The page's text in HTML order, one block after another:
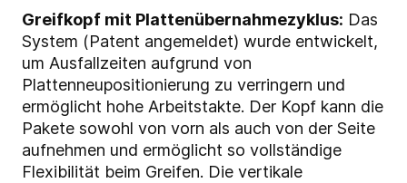
Greifkopf mit Plattenübernahmezyklus: Das
System (Patent angemeldet) wurde entwickelt,
um Ausfallzeiten aufgrund von
Plattenneupositionierung zu verringern und
ermöglicht hohe Arbeitstakte. Der Kopf kann die
Pakete sowohl von vorn als auch von der Seite
aufnehmen und ermöglicht so vollständige
Flexibilität beim Greifen. Die vertikale